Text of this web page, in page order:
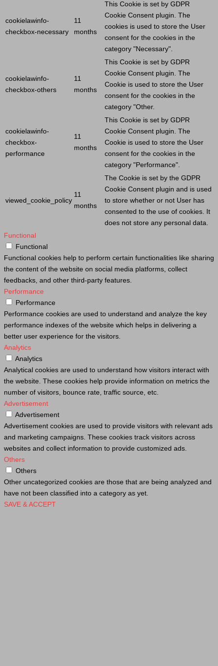
cookielawinfo-
checkbox-necessary
11
months
This Cookie is set by GDPR
Cookie Consent plugin. The
cookies is used to store the User
consent for the cookies in the
category "Necessary".
cookielawinfo-
checkbox-others
11
months
This Cookie is set by GDPR
Cookie Consent plugin. The
Cookie is used to store the User
consent for the cookies in the
category "Other.
cookielawinfo-
checkbox-
performance
11
months
This Cookie is set by GDPR
Cookie Consent plugin. The
Cookie is used to store the User
consent for the cookies in the
category "Performance".
viewed_cookie_policy
11
months
The Cookie is set by the GDPR
Cookie Consent plugin and is used
to store whether or not User has
consented to the use of cookies. It
does not store any personal data.
Functional
Functional
Functional cookies help to perform certain functionalities like sharing
the content of the website on social media platforms, collect
feedbacks, and other third-party features.
Performance
Performance
Performance cookies are used to understand and analyze the key
performance indexes of the website which helps in delivering a
better user experience for the visitors.
Analytics
Analytics
Analytical cookies are used to understand how visitors interact with
the website. These cookies help provide information on metrics the
number of visitors, bounce rate, traffic source, etc.
Advertisement
Advertisement
Advertisement cookies are used to provide visitors with relevant ads
and marketing campaigns. These cookies track visitors across
websites and collect information to provide customized ads.
Others
Others
Other uncategorized cookies are those that are being analyzed and
have not been classified into a category as yet.
SAVE & ACCEPT